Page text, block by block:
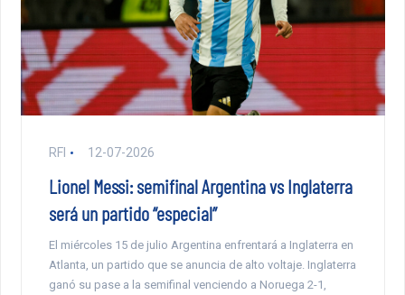
RFI 12-07-2026
Lionel Messi: semifinal Argentina vs Inglaterra
será un partido “especial”
El miércoles 15 de julio Argentina enfrentará a Inglaterra en
Atlanta, un partido que se anuncia de alto voltaje. Inglaterra
ganó su pase a la semifinal venciendo a Noruega 2-1,